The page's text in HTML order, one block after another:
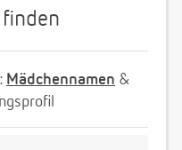
: Mädchennamen &